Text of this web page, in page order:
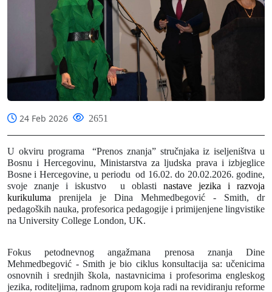
24 Feb 2026 2651
U okviru programa “Prenos znanja” stručnjaka iz iseljeništva u
Bosnu i Hercegovinu, Ministarstva za ljudska prava i izbjeglice
Bosne i Hercegovine, u periodu od 16.02. do 20.02.2026. godine,
svoje znanje i iskustvo u oblasti nastave jezika i razvoja
kurikuluma
prenijela je Dina Mehmedbegović - Smith, dr
pedagoških nauka, profesorica pedagogije i primijenjene lingvistike
na University College London, UK.
Fokus petodnevnog angažmana prenosa znanja Dine
Mehmedbegović - Smith je bio ciklus konsultacija sa: učenicima
osnovnih i srednjih škola, nastavnicima i profesorima engleskog
jezika, roditeljima, radnom grupom koja radi na revidiranju reforme